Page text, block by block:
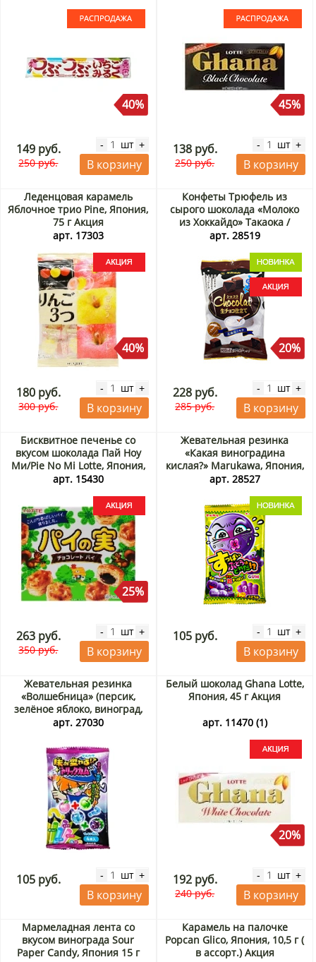
40%
149 руб.
250 руб.
- шт +
В корзину
45%
138 руб.
250 руб.
- шт +
В корзину
Леденцовая карамель
Яблочное трио Pine, Япония,
75 г Акция
арт. 17303
40%
180 руб.
300 руб.
- шт +
В корзину
Конфеты Трюфель из
сырого шоколада «Молоко
из Хоккайдо» Такаока /
Takaoka, Япония, 42 г Акция
арт. 28519
20%
228 руб.
285 руб.
- шт +
В корзину
Бисквитное печенье со
вкусом шоколада Пай Ноу
Ми/Pie No Mi Lotte, Япония,
73 г Акция
арт. 15430
25%
263 руб.
350 руб.
- шт +
В корзину
Жевательная резинка
«Какая виноградина
кислая?» Marukawa, Япония,
12,6 г
арт. 28527
105 руб. - шт +
В корзину
Жевательная резинка
«Волшебница» (персик,
зелёное яблоко, виноград,
содовая) Marukawa, Япония,
арт. 27030
105 руб. - шт +
В корзину
Белый шоколад Ghana Lotte,
Япония, 45 г Акция
арт. 11470 (1)
20%
192 руб.
240 руб.
- шт +
В корзину
Мармеладная лента со
вкусом винограда Sour
Paper Candy, Япония 15 г
Карамель на палочке
Popcan Glico, Япония, 10,5 г (
в ассорт.) Акция